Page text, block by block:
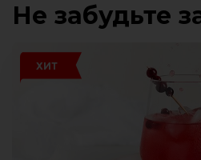
Не забудьте
ХИТ